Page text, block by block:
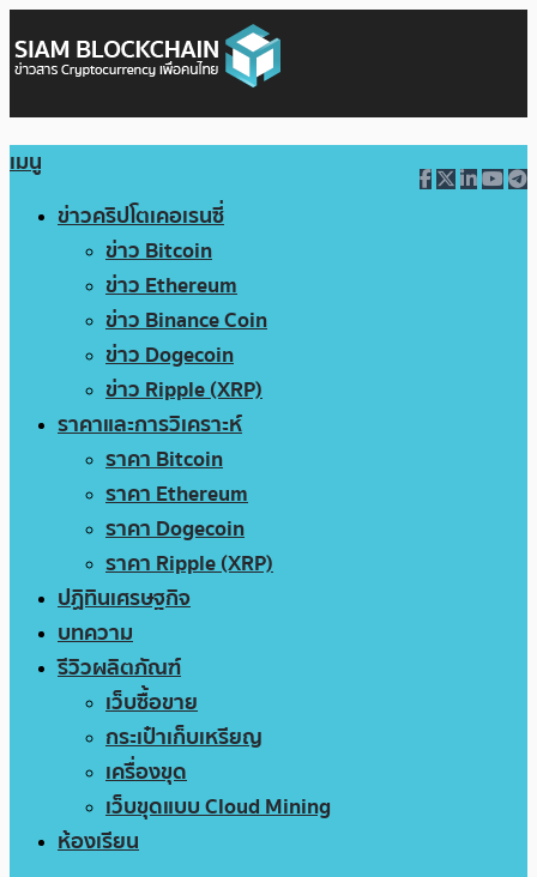
เมนู
ข่าวคริปโตเคอเรนซี่
ข่าว Bitcoin
ข่าว Ethereum
ข่าว Binance Coin
ข่าว Dogecoin
ข่าว Ripple (XRP)
ราคาและการวิเคราะห์
ราคา Bitcoin
ราคา Ethereum
ราคา Dogecoin
ราคา Ripple (XRP)
ปฏิทินเศรษฐกิจ
บทความ
รีวิวผลิตภัณฑ์
เว็บซื้อขาย
กระเป๋าเก็บเหรียญ
เครื่องขุด
เว็บขุดแบบ Cloud Mining
ห้องเรียน